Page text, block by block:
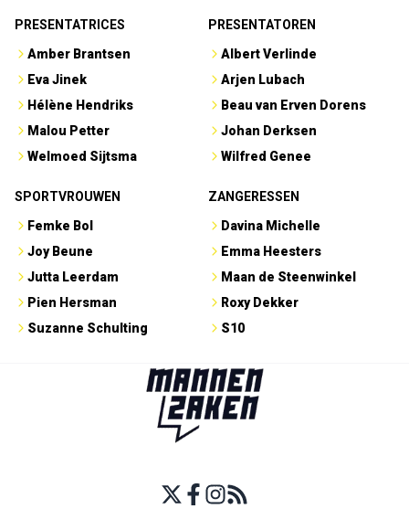
PRESENTATRICES
Amber Brantsen
Eva Jinek
Hélène Hendriks
Malou Petter
Welmoed Sijtsma
PRESENTATOREN
Albert Verlinde
Arjen Lubach
Beau van Erven Dorens
Johan Derksen
Wilfred Genee
SPORTVROUWEN
Femke Bol
Joy Beune
Jutta Leerdam
Pien Hersman
Suzanne Schulting
ZANGERESSEN
Davina Michelle
Emma Heesters
Maan de Steenwinkel
Roxy Dekker
S10